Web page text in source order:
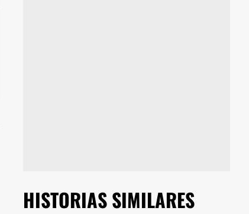
HISTORIAS SIMILARES